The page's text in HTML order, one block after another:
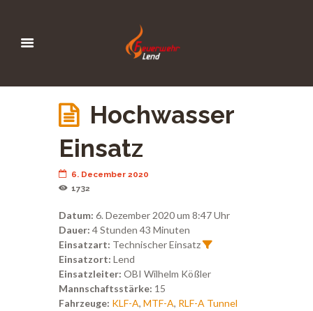
Hochwasser
Einsatz
6. December 2020
1732
Datum: 6. Dezember 2020 um 8:47 Uhr
Dauer: 4 Stunden 43 Minuten
Einsatzart: Technischer Einsatz
Einsatzort: Lend
Einsatzleiter: OBI Wilhelm Kößler
Mannschaftsstärke: 15
Fahrzeuge: KLF-A, MTF-A, RLF-A Tunnel